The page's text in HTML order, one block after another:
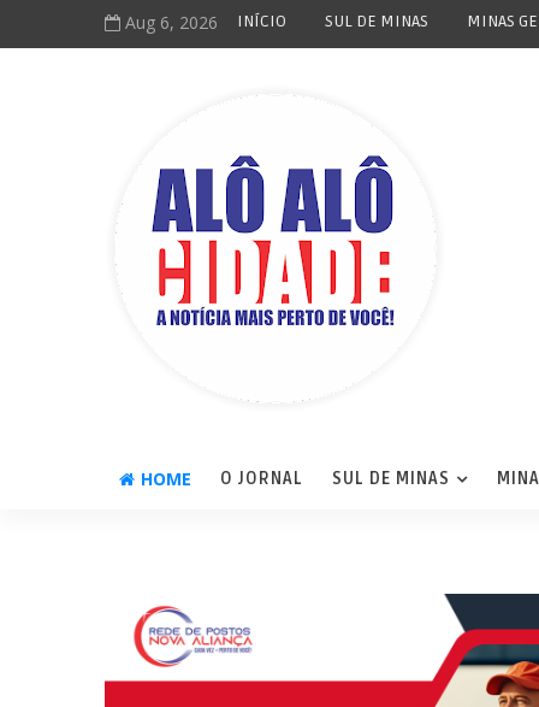
Aug 6, 2026 INÍCIO SUL DE MINAS MINAS
HOME O JORNAL SUL DE MINAS